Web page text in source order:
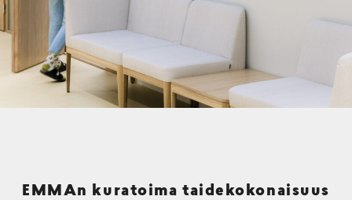
EMMAn kuratoima taidekokonaisuus